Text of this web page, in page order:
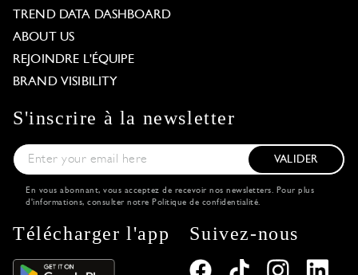
TREND DATA DASHBOARD
ABOUT US
REJOINDRE L'ÉQUIPE
BRAND VISIBILITY
S'inscrire à la newsletter
VALIDER
En vous abonnant, vous acceptez de recevoir nos newsletters. Pour plus
d'informations, consulter notre Politique de confidentialité.
Télécharger l'app Suivez-nous